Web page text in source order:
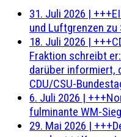
31. Juli 2026 |
und Luftgrenzen
18. Juli 2026 |
Fraktion schreibt
darüber informiert,
CDU/CSU-
6. Juli 2026 |
fulminante WM-
29. Mai 2026 |